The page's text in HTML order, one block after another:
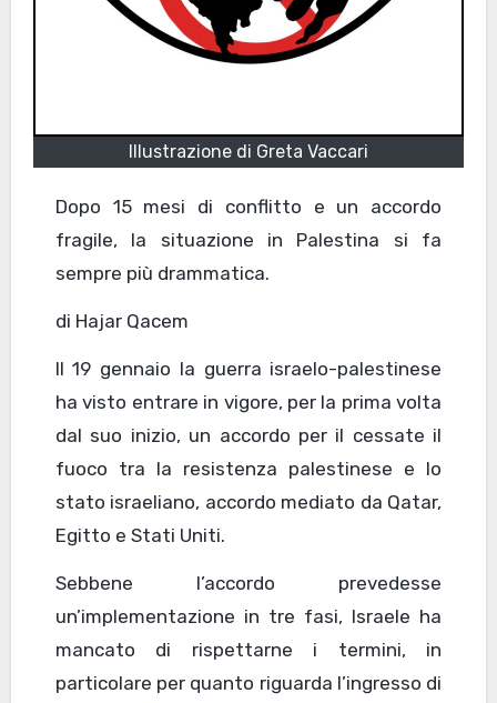
Illustrazione di Greta Vaccari
Dopo 15 mesi di conflitto e un accordo
fragile, la situazione in Palestina si fa
sempre più drammatica.
di Hajar Qacem
Il 19 gennaio la guerra israelo-palestinese
ha visto entrare in vigore, per la prima volta
dal suo inizio, un accordo per il cessate il
fuoco tra la resistenza palestinese e lo
stato israeliano, accordo mediato da Qatar,
Egitto e Stati Uniti.
Sebbene l’accordo prevedesse
un’implementazione in tre fasi, Israele ha
mancato di rispettarne i termini, in
particolare per quanto riguarda l’ingresso di